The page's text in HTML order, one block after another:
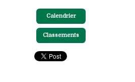
Calendrier
Classements